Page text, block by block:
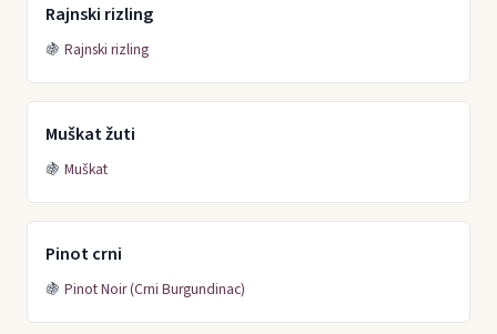
Rajnski rizling
🍇 Rajnski rizling
Muškat žuti
🍇 Muškat
Pinot crni
🍇 Pinot Noir (Crni Burgundinac)